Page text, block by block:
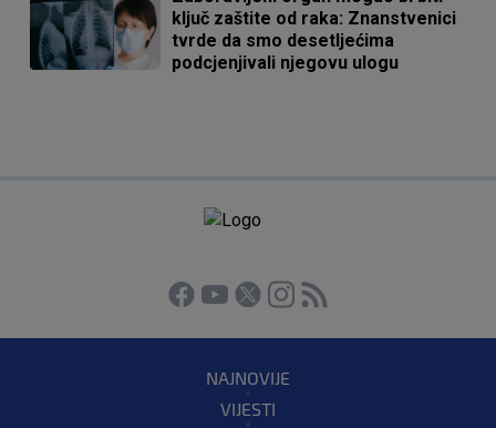
ključ zaštite od raka: Znanstvenici
tvrde da smo desetljećima
podcjenjivali njegovu ulogu
NAJNOVIJE
VIJESTI